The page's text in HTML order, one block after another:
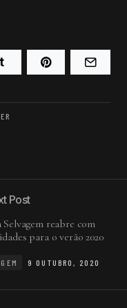
Post
reabre com
para o verão 2020
9 OUTUBRO, 2020